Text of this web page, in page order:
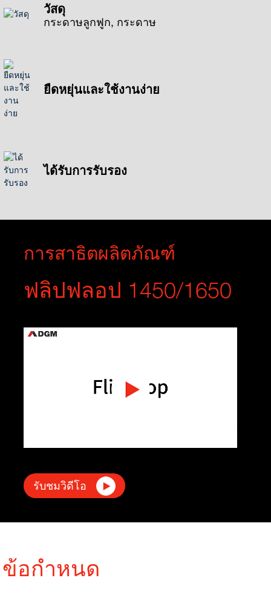
วัสดุ
กระดาษลูกฟูก, กระดาษ
ยืดหยุ่นและใช้งานง่าย
ได้รับการรับรอง
การสาธิตผลิตภัณฑ์
ฟลิปฟลอป 1450/1650
รับชมวิดีโอ
ข้อกำหนด